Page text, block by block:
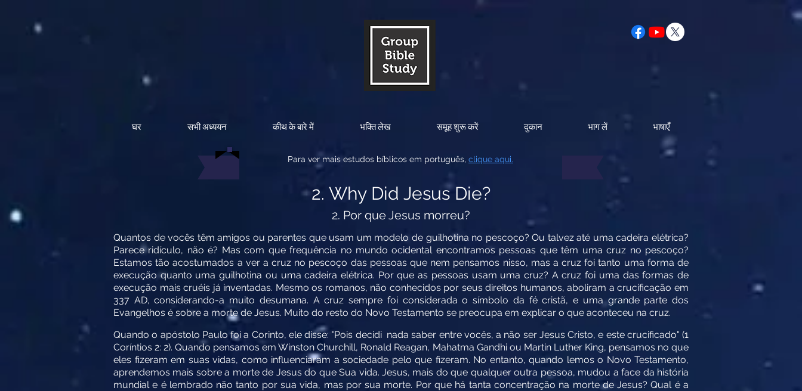
घर सभी अध्ययन कीथ के बारे में भक्ति लेख समूह शुरू करें दुकान भाग लें भाषाएँ
Para ver mais estudos bíblicos em português, clique aqui.
2. Why Did Jesus Die?
2. Por que Jesus morreu?
Quantos de vocês têm amigos ou parentes que usam um modelo de guilhotina no pescoço? Ou talvez até uma cadeira elétrica?
Parece ridículo, não é? Mas com que frequência no mundo ocidental encontramos pessoas que têm uma cruz no pescoço?
Estamos tão acostumados a ver a cruz no pescoço das pessoas que nem pensamos nisso, mas a cruz foi tanto uma forma de
execução quanto uma guilhotina ou uma cadeira elétrica. Por que as pessoas usam uma cruz? A cruz foi uma das formas de
execução mais cruéis já inventadas. Mesmo os romanos, não conhecidos por seus direitos humanos, aboliram a crucificação em
337 AD, considerando-a muito desumana. A cruz sempre foi considerada o símbolo da fé cristã, e uma grande parte dos
Evangelhos é sobre a morte de Jesus. Muito do resto do Novo Testamento se preocupa em explicar o que aconteceu na cruz.
Quando o apóstolo Paulo foi a Corinto, ele disse: "Pois decidi nada saber entre vocês, a não ser Jesus Cristo, e este crucificado" (1
Coríntios 2: 2). Quando pensamos em Winston Churchill, Ronald Reagan, Mahatma Gandhi ou Martin Luther King, pensamos no que
eles fizeram em suas vidas, como influenciaram a sociedade pelo que fizeram. No entanto, quando lemos o Novo Testamento,
aprendemos mais sobre a morte de Jesus do que Sua vida. Jesus, mais do que qualquer outra pessoa, mudou a face da história
mundial e é lembrado não tanto por sua vida, mas por sua morte. Por que há tanta concentração na morte de Jesus? Qual é a